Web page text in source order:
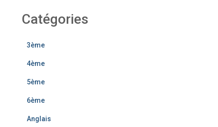
Catégories
3ème
4ème
5ème
6ème
Anglais